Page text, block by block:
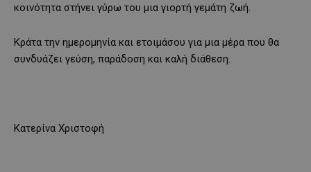
κοινότητα στήνει γύρω του μια γιορτή γεμάτη ζωή.
Κράτα την ημερομηνία και ετοιμάσου για μια μέρα που θα
συνδυάζει γεύση, παράδοση και καλή διάθεση.
Κατερίνα Χριστοφή